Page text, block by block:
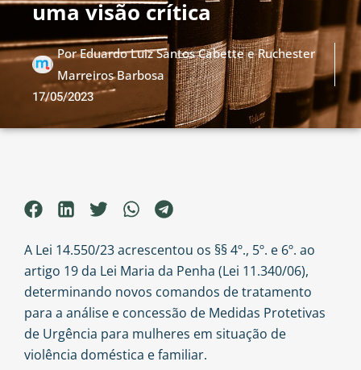
uma visão crítica
PorEduardo Luiz Santos Cabette e Ruchester
Marreiros Barbosa
17/05/2023
A Lei 14.550/23 acrescentou os §§ 4º., 5º. e 6º. ao
artigo 19 da Lei Maria da Penha (Lei 11.340/06),
determinando novos comandos de tratamento
para a análise e concessão de Medidas Protetivas
de Urgência para mulheres em situação de
violência doméstica e familiar.